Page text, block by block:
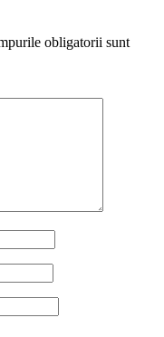
obligatorii sunt